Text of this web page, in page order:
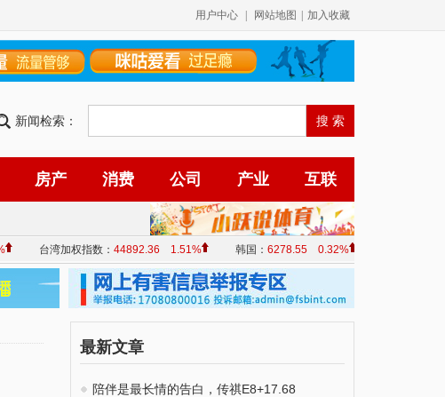
用户中心 网站地图 加入收藏
新闻检索：
房产 消费 公司 产业 互联
最新文章
陪伴是最长情的告白，传祺E8+17.68